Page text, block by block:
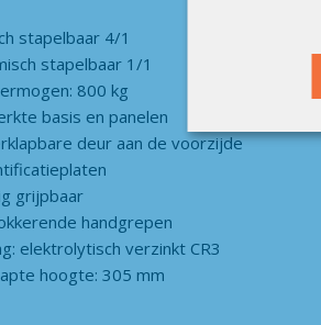
stapelbaar 4/1
stapelbaar 1/1
800 kg
basis en panelen
deur aan de voorzijde
grijpbaar
handgrepen
elektrolytisch verzinkt CR3
hoogte: 305 mm